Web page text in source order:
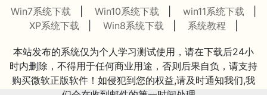
Win7系统下载 Win10系统下载 win11系统下载
XP系统下载
Win8系统下载 系统教程
本站发布的系统仅为个人学习测试使用，请在下载后24小
时内删除，不得用于任何商业用途，否则后果自负，请支持
购买微软正版软件！如侵犯到您的权益,请及时通知我们,我